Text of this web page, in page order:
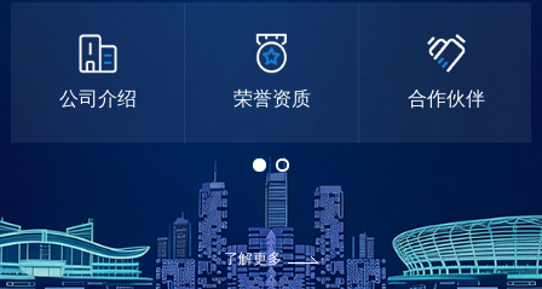
公司介绍 荣誉资质 合作伙伴
了解更多